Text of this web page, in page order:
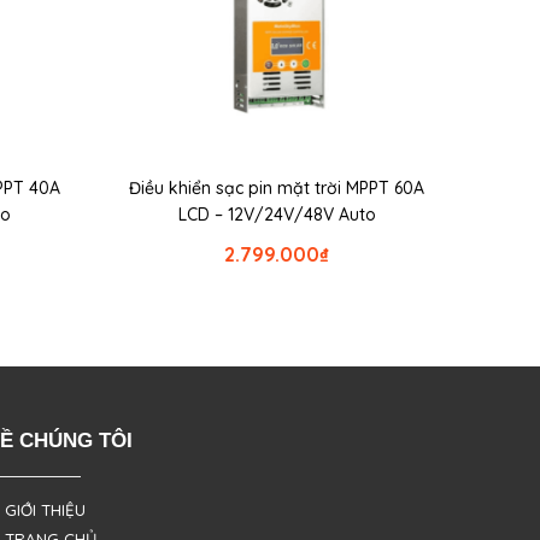
40A
Điều khiển sạc pin mặt trời MPPT 60A
LCD – 12V/24V/48V Auto
₫
2.799.000
CHÚNG TÔI
THIỆU